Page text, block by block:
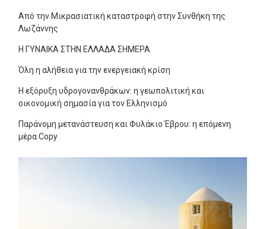
Από την Μικρασιατική καταστροφή στην Συνθήκη της
Λωζάννης
Η ΓΥΝΑΙΚΑ ΣΤΗΝ ΕΛΛΑΔΑ ΣΗΜΕΡΑ
Όλη η αλήθεια για την ενεργειακή κρίση
Η εξόρυξη υδρογονανθράκων: η γεωπολιτική και
οικονομική σημασία για τον Ελληνισμό
Παράνομη μετανάστευση και Φυλάκιο Έβρου: η επόμενη
μέρα Copy